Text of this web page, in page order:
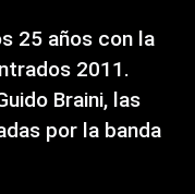
25 años con la
2011.
Braini, las
por la banda